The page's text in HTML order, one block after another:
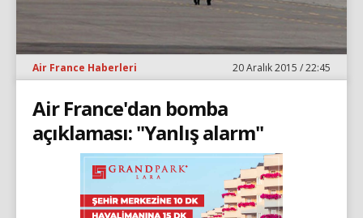
Air France Haberleri 20 Aralık 2015 / 22:45
Air France'dan bomba
açıklaması: "Yanlış alarm"